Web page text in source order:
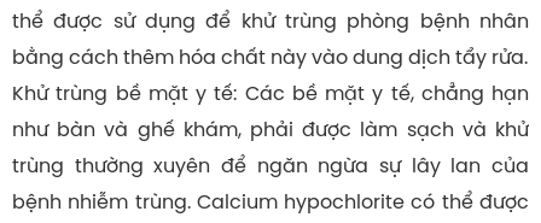
thể được sử dụng để khử trùng phòng bệnh nhân
bằng cách thêm hóa chất này vào dung dịch tẩy rửa.
Khử trùng bề mặt y tế: Các bề mặt y tế, chẳng hạn
như bàn và ghế khám, phải được làm sạch và khử
trùng thường xuyên để ngăn ngừa sự lây lan của
bệnh nhiễm trùng. Calcium hypochlorite có thể được